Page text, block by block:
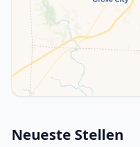
Neueste Stellen